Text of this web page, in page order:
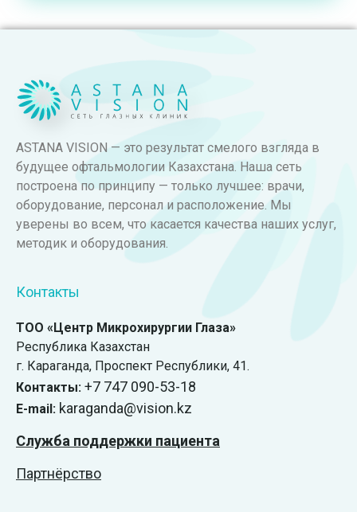
ASTANA VISION — это результат смелого взгляда в
будущее офтальмологии Казахстана. Наша сеть
построена по принципу — только лучшее: врачи,
оборудование, персонал и расположение. Мы
уверены во всем, что касается качества наших услуг,
методик и оборудования.
Контакты
ТОО «Центр Микрохирургии Глаза»
Республика Казахстан
г. Караганда, ​Проспект Республики, 41.
Контакты: +7 747 090-53-18
E-mail: karaganda@vision.kz
Служба поддержки пациента
Партнёрство